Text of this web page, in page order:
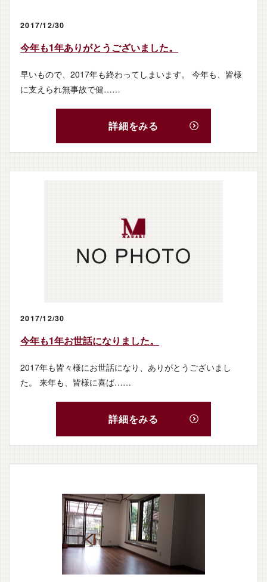
新築を建てる
リフォームする
正喜建築の家づくり
施工事例
イベント情報
2017/12/30
今年も1年ありがとうございました。
早いもので、2017年も終わってしまいます。 今年も、皆様
に支えられ無事故で健……
詳細をみる
2017/12/30
今年も1年お世話になりました。
2017年も皆々様にお世話になり、ありがとうございまし
た。 来年も、皆様に喜ば……
詳細をみる